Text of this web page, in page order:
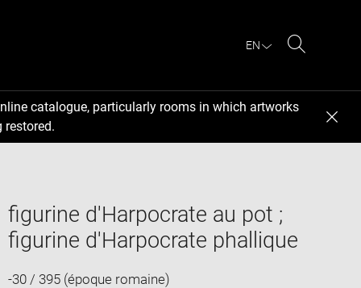
EN
catalogue, particularly rooms in which artworks
restored.
figurine d'Harpocrate au pot ;
figurine d'Harpocrate phallique
-30 / 395 (époque romaine)